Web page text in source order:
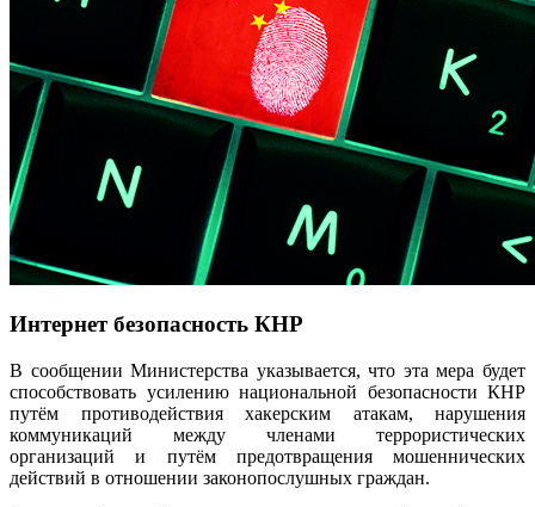
Интернет безопасность КНР
В сообщении Министерства указывается, что эта мера будет
способствовать усилению национальной безопасности КНР
путём противодействия хакерским атакам, нарушения
коммуникаций между членами террористических
организаций и путём предотвращения мошеннических
действий в отношении законопослушных граждан.